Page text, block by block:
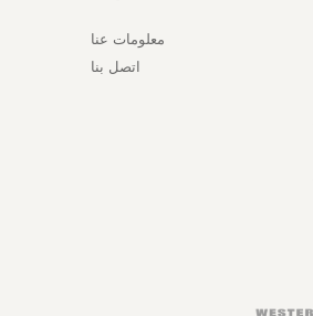
معلومات عنا
اتصل بنا